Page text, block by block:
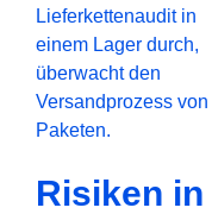
Risiken